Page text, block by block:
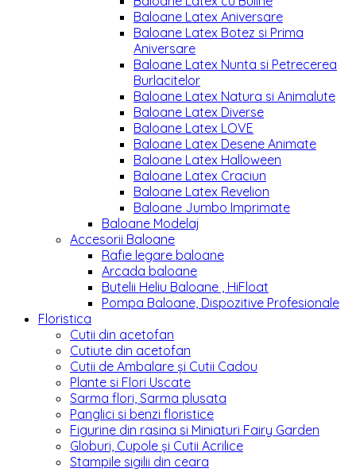
Baloane Latex Aniversare
Baloane Latex Botez si Prima
Aniversare
Baloane Latex Nunta si Petrecerea
Burlacitelor
Baloane Latex Natura si Animalute
Baloane Latex Diverse
Baloane Latex LOVE
Baloane Latex Desene Animate
Baloane Latex Halloween
Baloane Latex Craciun
Baloane Latex Revelion
Baloane Jumbo Imprimate
Baloane Modelaj
Accesorii Baloane
Rafie legare baloane
Arcada baloane
Butelii Heliu Baloane , HiFloat
Pompa Baloane, Dispozitive Profesionale
Floristica
Cutii din acetofan
Cutiute din acetofan
Cutii de Ambalare și Cutii Cadou
Plante si Flori Uscate
Sarma flori, Sarma plusata
Panglici si benzi floristice
Figurine din rasina si Miniaturi Fairy Garden
Globuri, Cupole și Cutii Acrilice
Stampile sigilii din ceara